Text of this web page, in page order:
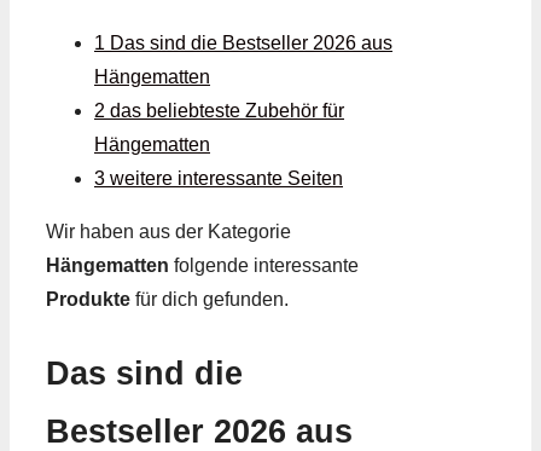
1 Das sind die Bestseller 2026 aus
Hängematten
2 das beliebteste Zubehör für
Hängematten
3 weitere interessante Seiten
Wir haben aus der Kategorie
Hängematten folgende interessante
Produkte für dich gefunden.
Das sind die
Bestseller 2026 aus